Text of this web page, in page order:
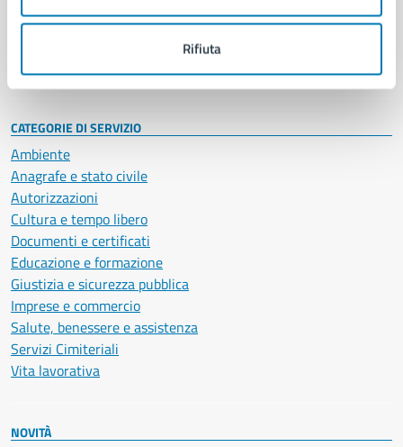
Rifiuta
Personale amministrativo
CATEGORIE DI SERVIZIO
Ambiente
Anagrafe e stato civile
Autorizzazioni
Cultura e tempo libero
Documenti e certificati
Educazione e formazione
Giustizia e sicurezza pubblica
Imprese e commercio
Salute, benessere e assistenza
Servizi Cimiteriali
Vita lavorativa
NOVITÀ